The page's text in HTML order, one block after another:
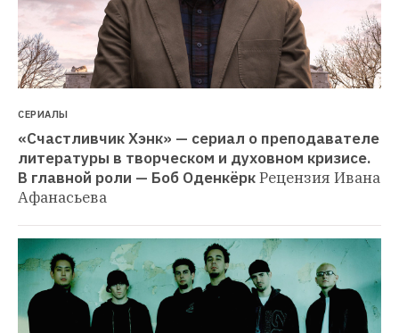
СЕРИАЛЫ
«Счастливчик Хэнк» — сериал о преподавателе
литературы в творческом и духовном кризисе.
В главной роли — Боб ОденкёркРецензия Ивана
Афанасьева